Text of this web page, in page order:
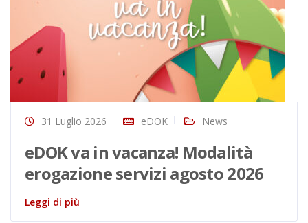
31 Luglio 2026 eDOK News
eDOK va in vacanza! Modalità
erogazione servizi agosto 2026
Leggi di più